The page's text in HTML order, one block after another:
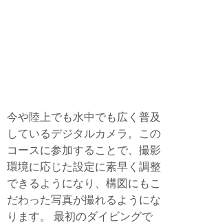
今や陸上でも水中でも広く普及
しているデジタルカメラ。この
コースに参加することで、撮影
環境に応じた設定に素早く調整
できるようになり、構図にもこ
だわった写真が撮れるようにな
ります。 最初のダイビングで